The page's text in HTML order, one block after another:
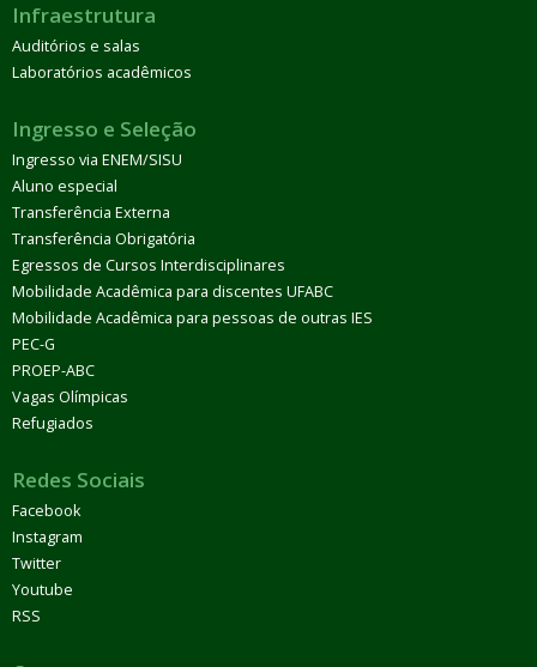
Infraestrutura
Auditórios e salas
Laboratórios acadêmicos
Ingresso e Seleção
Ingresso via ENEM/SISU
Aluno especial
Transferência Externa
Transferência Obrigatória
Egressos de Cursos Interdisciplinares
Mobilidade Acadêmica para discentes UFABC
Mobilidade Acadêmica para pessoas de outras IES
PEC-G
PROEP-ABC
Vagas Olímpicas
Refugiados
Redes Sociais
Facebook
Instagram
Twitter
Youtube
RSS